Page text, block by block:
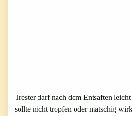
Trester darf nach dem Entsaften
sollte nicht tropfen oder matschig